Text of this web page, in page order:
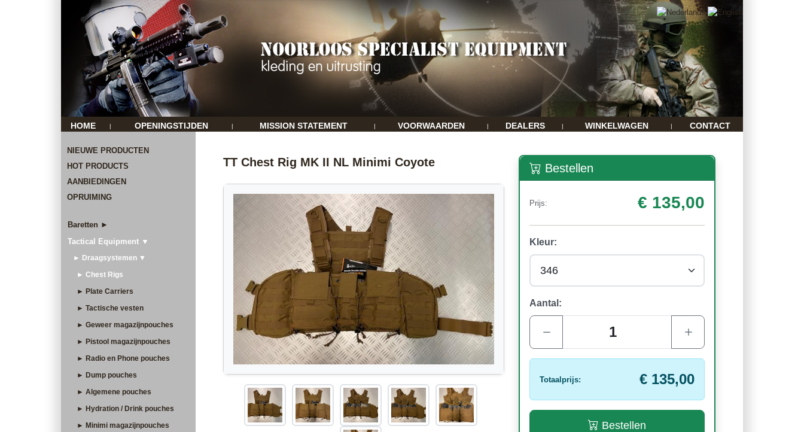
HOME | OPENINGSTIJDEN | MISSION STATEMENT | VOORWAARDEN | DEALERS | WINKELWAGEN | CONTACT
NIEUWE PRODUCTEN
HOT PRODUCTS
AANBIEDINGEN
OPRUIMING
Baretten ►
Tactical Equipment ▼
► Draagsystemen ▼
► Chest Rigs
► Plate Carriers
► Tactische vesten
► Geweer magazijnpouches
► Pistool magazijnpouches
► Radio en Phone pouches
► Dump pouches
► Algemene pouches
► Hydration / Drink pouches
► Minimi magazijnpouches
TT Chest Rig MK II NL Minimi Coyote Bestellen
Prijs: € 135,00
Kleur:
Aantal:
Totaalprijs: € 135,00
Bestellen